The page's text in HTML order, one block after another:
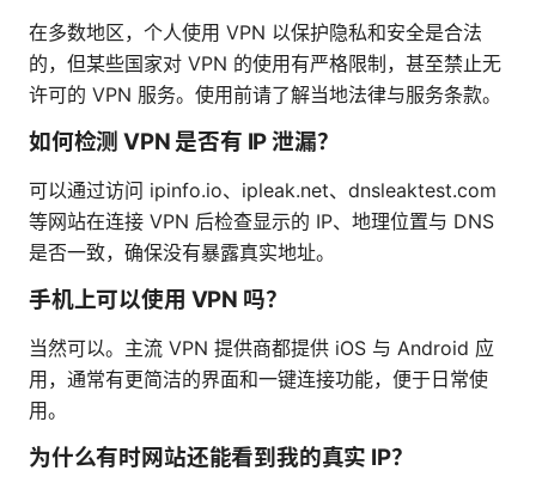
在多数地区，个人使用 VPN 以保护隐私和安全是合法
的，但某些国家对 VPN 的使用有严格限制，甚至禁止无
许可的 VPN 服务。使用前请了解当地法律与服务条款。
如何检测 VPN 是否有 IP 泄漏？
可以通过访问 ipinfo.io、ipleak.net、dnsleaktest.com
等网站在连接 VPN 后检查显示的 IP、地理位置与 DNS
是否一致，确保没有暴露真实地址。
手机上可以使用 VPN 吗？
当然可以。主流 VPN 提供商都提供 iOS 与 Android 应
用，通常有更简洁的界面和一键连接功能，便于日常使
用。
为什么有时网站还能看到我的真实 IP？